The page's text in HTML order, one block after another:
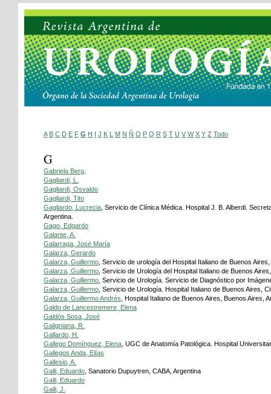
A B C D E F G H I J K L M N Ñ O P Q R S T U V W X Y Z Todo
G
Gabriela Berg,
Gagliardi, L.
Gagliardi, Osvaldo
Gagliardi, Tito
Gagliardo, Lucrecia , Servicio de Clínica Médica. Hospital J. B. Alberdi.
Argentina.
Gago, Edgardo
Galante, A.
Galarraga, José María
Galarza, Gerardo
Galarza, Guillermo , Servicio de urología del Hospital Italiano de Buenos
Galarza, Guillermo , Servicio de Urología del Hospital Italiano de Buenos
Galarza, Guillermo , Servicio de Urología. Servicio de Diagnóstico por
Galarza, Guillermo , Servicio de Urología. Hospital Italiano de Buenos Aires,
Galarza, Guillermo Andrés , Hospital Italiano de Buenos Aires, Buenos Aires,
Galdo de Lancestremere, Elena
Galdós Sosa, José
Galigniana, R.
Gallardo, H.
Gallego Domínguez, Elena , UGC de Anatomía Patológica. Hospital
Gallegos Anda, Elías
Gallesio, A.
Galli, Eduardo , Sanatorio Dupuytren, CABA, Argentina
Galli, Eduardo
Galli, J.